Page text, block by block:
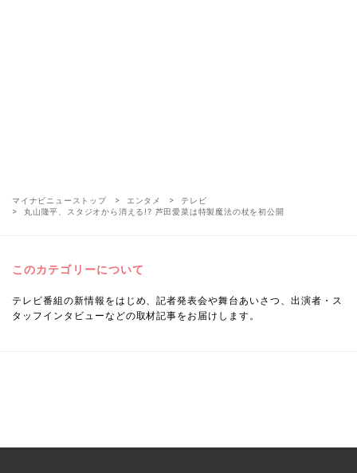
マイナビニューストップ エンタメ
テレビ
丸山隆平、スタジオから消える!? 芦田愛菜は特製魔法の杖を初公開
このカテゴリーについて
テレビ番組の新情報をはじめ、記者発表会や舞台あいさつ、出演者・ス
タッフインタビューなどの取材記事をお届けします。